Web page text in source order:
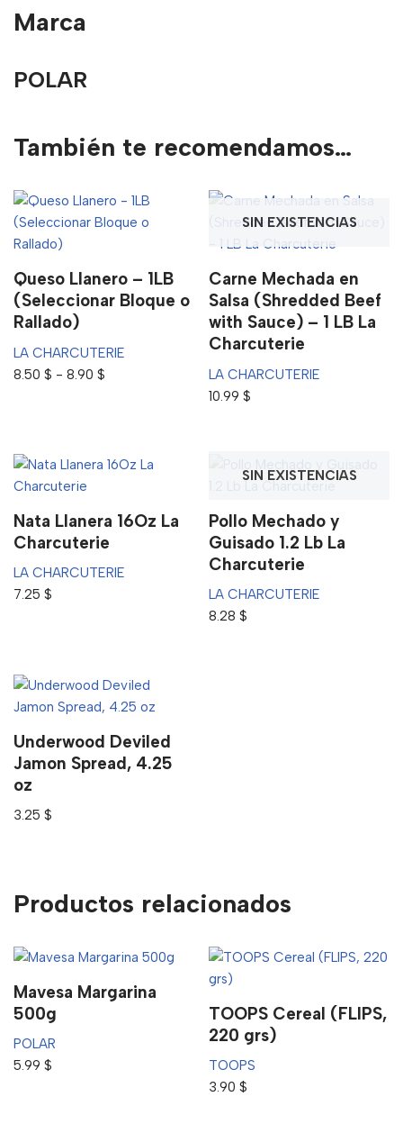
Marca
POLAR
También te recomendamos…
Queso Llanero – 1LB
(Seleccionar Bloque o
Rallado)
LA CHARCUTERIE
8.50 $ - 8.90 $
SIN EXISTENCIAS
Carne Mechada en
Salsa (Shredded Beef
with Sauce) – 1 LB La
Charcuterie
LA CHARCUTERIE
10.99$
Nata Llanera 16Oz La
Charcuterie
LA CHARCUTERIE
7.25 $
SIN EXISTENCIAS
Pollo Mechado y
Guisado 1.2 Lb La
Charcuterie
LA CHARCUTERIE
8.28$
Underwood Deviled
Jamon Spread, 4.25
oz
3.25 $
Productos relacionados
Mavesa Margarina
500g
POLAR
5.99 $
TOOPS Cereal (FLIPS,
220 grs)
TOOPS
3.90$